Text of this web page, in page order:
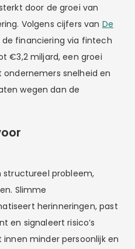
door de groei van
Volgens cijfers van De
financiering via fintech
€3,2 miljard, een groei
ondernemers snelheid en
wegen dan de
structureel probleem,
Slimme
herinneringen, past
en signaleert risico’s
minder persoonlijk en